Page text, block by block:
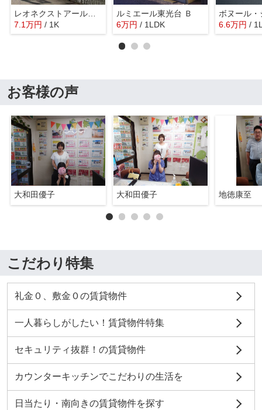
レオネクストアールズコート花畑
7.1万円 / 1K
ルミエール東光台 Ｂ
6万円 / 1LDK 6.6万円 /
お客様の声
大和田優子 大和田優子 地徳康至
こだわり特集
礼金０、敷金０の賃貸物件
一人暮らしがしたい！賃貸物件特集
セキュリティ抜群！の賃貸物件
カウンターキッチンでこだわりの生活を
日当たり・南向きの賃貸物件を探す